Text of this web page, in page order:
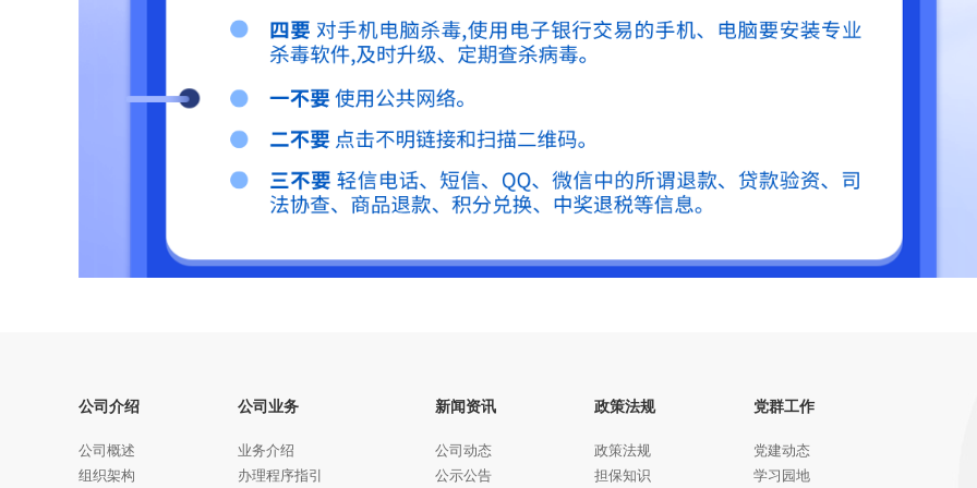
公司介绍
公司概述
组织架构
公司业务
业务介绍
办理程序指引
新闻资讯
公司动态
公示公告
政策法规
政策法规
担保知识
党群工作
党建动态
学习园地